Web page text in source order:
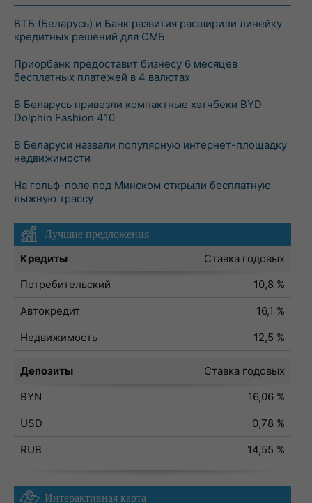
ВТБ (Беларусь) и Банк развития расширили линейку
кредитных решений для СМБ
Приорбанк предоставит бизнесу 6 месяцев
бесплатных платежей в 4 валютах
В Беларусь привезли компактные хэтчбеки BYD
Dolphin Fashion 410
В Беларуси назвали популярную интернет-площадку
недвижимости
На гольф-поле под Минском открыли бесплатную
лыжную трассу
Лучшие предложения
Кредиты
Ставка годовых
Потребительский
10,8 %
Автокредит
16,1 %
Недвижимость
12,5 %
Депозиты
Ставка годовых
BYN
16,06 %
USD
0,78 %
RUB
14,55 %
Интерактивная карта